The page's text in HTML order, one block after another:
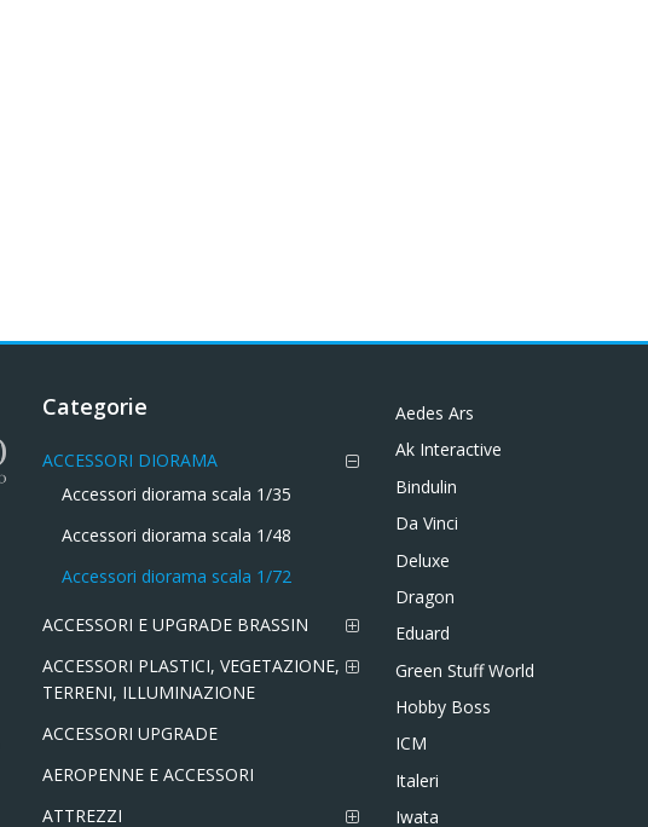
Categorie
ACCESSORI DIORAMA
Accessori diorama scala 1/35
Accessori diorama scala 1/48
Accessori diorama scala 1/72
ACCESSORI E UPGRADE BRASSIN
ACCESSORI PLASTICI, VEGETAZIONE,
TERRENI, ILLUMINAZIONE
ACCESSORI UPGRADE
AEROPENNE E ACCESSORI
ATTREZZI
Aedes Ars
Ak Interactive
Bindulin
Da Vinci
Deluxe
Dragon
Eduard
Green Stuff World
Hobby Boss
ICM
Italeri
Iwata